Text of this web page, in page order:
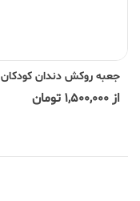
جعبه روکش دندان کودکان
از 1,500,000 تومان